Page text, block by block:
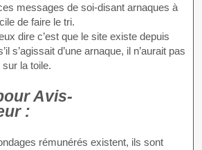
messages de soi-disant arnaques à
de faire le tri.
dire c’est que le site existe depuis
s’agissait d’une arnaque, il n’aurait pas
la toile.
Avis-
:
rémunérés existent, ils sont